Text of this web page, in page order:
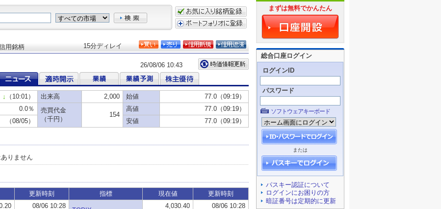
まずは無料でかんたん
総合口座ログイン
ログインID
パスワード
ソフトウェアキーボード
または
パスキー認証について
ログインにお困りの方
暗証番号は定期的に更新